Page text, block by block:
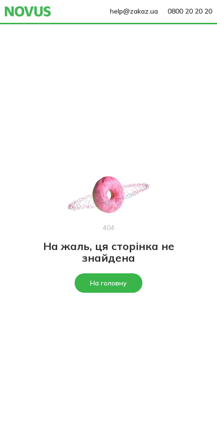
help@zakaz.ua 0800 20 20 20
404
На жаль, ця сторінка не
знайдена
На головну